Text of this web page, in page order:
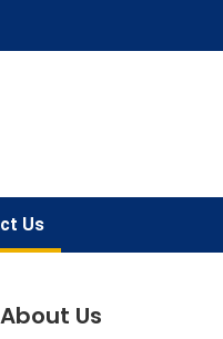
Us
About Us